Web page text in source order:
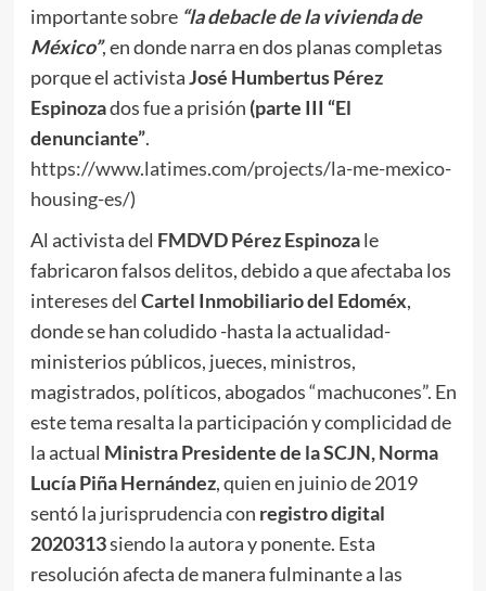
importante sobre “la debacle de la vivienda de
México”, en donde narra en dos planas completas
porque el activistaJosé Humbertus Pérez
Espinozados fue a prisión (parte III “El
denunciante”.
https://www.latimes.com/projects/la-me-mexico-
housing-es/)
Al activista del FMDVD Pérez Espinozale
fabricaron falsos delitos, debido a que afectaba los
intereses del Cartel Inmobiliario del Edoméx,
donde se han coludido -hasta la actualidad-
ministerios públicos, jueces, ministros,
magistrados, políticos, abogados “machucones”. En
este tema resalta la participación y complicidad de
la actual Ministra Presidente de la SCJN, Norma
Lucía Piña Hernández, quien en juinio de 2019
sentó la jurisprudencia con registro digital
2020313siendo la autora y ponente. Esta
resolución afecta de manera fulminante a las